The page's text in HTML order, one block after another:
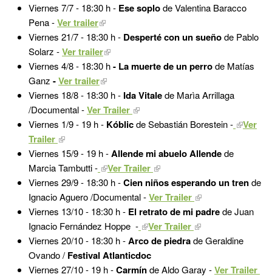
Viernes 7/7 - 18:30 h - Ese soplode Valentina Baracco
Pena -Ver trailer
Viernes 21/7 - 18:30 h - Desperté con un sueñode Pablo
Solarz -Ver trailer
Viernes 4/8 - 18:30 h- La muerte de un perrode Matías
Ganz -Ver trailer
Viernes 18/8 - 18:30 h - Ida Vitalede Marìa Arrillaga
/Documental -Ver Trailer
Viernes 1/9 - 19 h - Kóblicde Sebastián Borestein -
Ver
Trailer
Viernes 15/9 - 19 h -Allende mi abuelo Allendede
Marcia Tambutti -
Ver Trailer
Viernes 29/9 - 18:30 h -Cien niños esperando un trende
Ignacio Aguero /Documental -Ver Trailer
Viernes 13/10 - 18:30 h - El retrato de mi padrede Juan
Ignacio Fernández Hoppe - Ver Trailer
Viernes 20/10 - 18:30 h -Arco de piedrade Geraldine
Ovando /Festival Atlanticdoc
Viernes 27/10 - 19 h -Carmínde Aldo Garay -Ver Trailer